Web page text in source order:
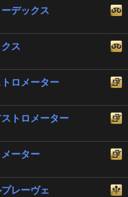
デックス
ス
ロメーター
トロメーター
ーター
レーヴェ